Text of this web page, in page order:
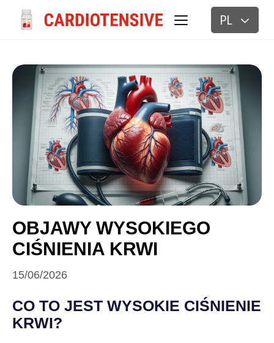
PL
OBJAWY WYSOKIEGO
CIŚNIENIA KRWI
15/06/2026
CO TO JEST WYSOKIE CIŚNIENIE
KRWI?